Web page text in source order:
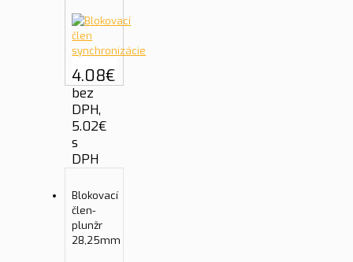
4.08€
bez
DPH,
5.02€
s
DPH
Blokovací
člen-
plunžr
28,25mm